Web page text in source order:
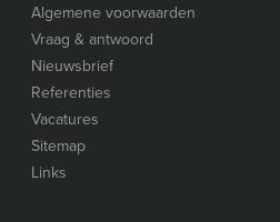
Algemene voorwaarden
Vraag & antwoord
Nieuwsbrief
Referenties
Vacatures
Sitemap
Links